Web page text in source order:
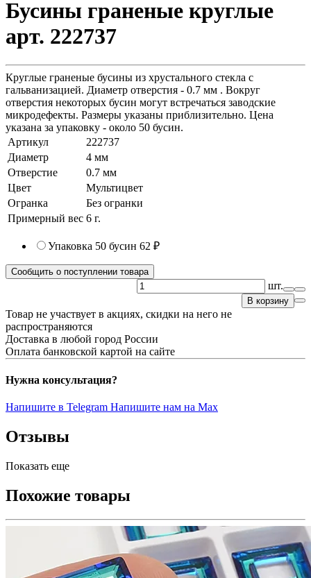
Бусины граненые круглые
арт. 222737
Круглые граненые бусины из хрустального стекла с
гальванизацией. Диаметр отверстия - 0.7 мм . Вокруг
отверстия некоторых бусин могут встречаться заводские
микродефекты. Размеры указаны приблизительно. Цена
указана за упаковку - около 50 бусин.
Артикул
222737
Диаметр
4 мм
Отверстие
0.7 мм
Цвет
Мультицвет
Огранка
Без огранки
Примерный вес 6 г.
Упаковка 50 бусин 62 ₽
Сообщить о поступлении товара
шт.
В корзину
Товар не участвует в акциях, скидки на него не
распространяются
Доставка в любой город России
Оплата банковской картой на сайте
Нужна консультация?
Напишите в Telegram Напишите нам на Max
Отзывы
Показать еще
Похожие товары